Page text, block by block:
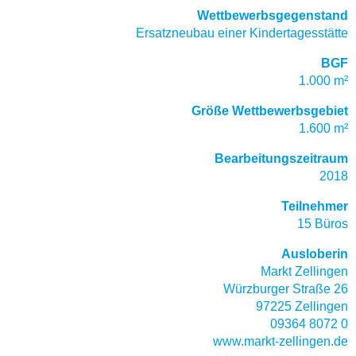
Wettbewerbsgegenstand
Ersatzneubau einer Kindertagesstätte
BGF
1.000 m²
Größe Wettbewerbsgebiet
1.600 m²
Bearbeitungszeitraum
2018
Teilnehmer
15 Büros
Ausloberin
Markt Zellingen
Würzburger Straße 26
97225 Zellingen
09364 8072 0
www.markt-zellingen.de